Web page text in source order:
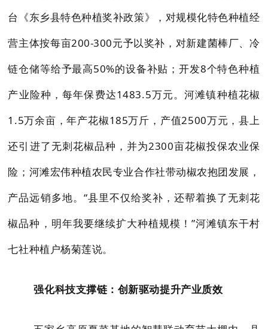
台《东乡县特色种植奖补政策》，对规模化特色种植经
营主体按每亩200-300元予以奖补，对新建菌棒厂、冷
链仓储等给予最高50%的设备补贴；开发8个特色种植
产业险种，每年保费达1483.5万元。河滩镇种植花椒
1.5万余亩，年产花椒185万斤，产值2500万元，县上
还引进了无刺花椒品种，并为2300亩花椒投保农业保
险；河滩宏伟种植农民专业合作社带动椒农抱团发展，
产品远销多地。“县里不仅给奖补，还帮着换了无刺花
椒品种，明年我要继续扩大种植规模！”河滩镇东干村
七社种植户杨菊莲说。
强化科技支撑链：创新驱动提升产业质效